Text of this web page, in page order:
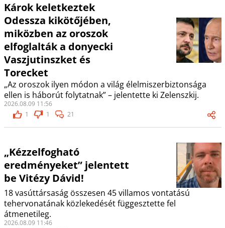
Károk keletkeztek
Odessza kikötőjében,
miközben az oroszok
elfoglalták a donyecki
Vaszjutinszket és
Torecket
„Az oroszok ilyen módon a világ élelmiszerbiztonsága
ellen is háborút folytatnak” – jelentette ki Zelenszkij.
2026.08.09 11:56
1
1 21
„Kézzelfogható
eredményeket” jelentett
be Vitézy Dávid!
18 vasúttársaság összesen 45 villamos vontatású
tehervonatának közlekedését függesztette fel
átmenetileg.
2026.08.09 11:46